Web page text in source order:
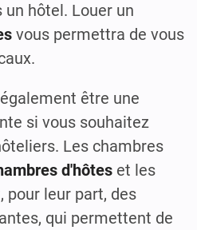
hôtel. Louer un
vous permettra de vous
être une
si vous souhaitez
Les chambres
d'hôtes et les
pour leur part, des
qui permettent de